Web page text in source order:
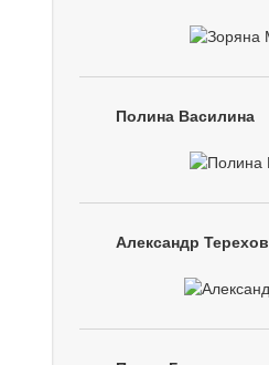
Полина Василина
Александр Терехов